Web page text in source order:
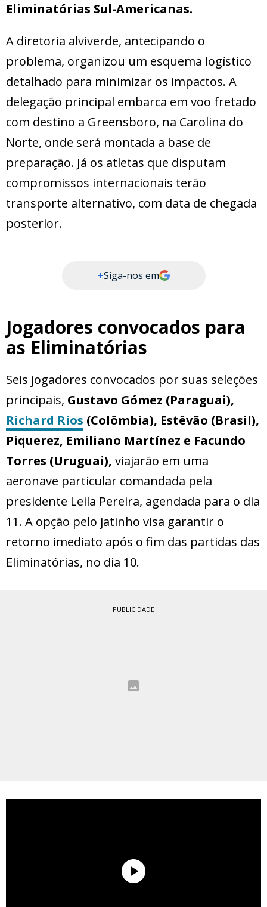
Eliminatórias Sul-Americanas.
A diretoria alviverde, antecipando o
problema, organizou um esquema logístico
detalhado para minimizar os impactos. A
delegação principal embarca em voo fretado
com destino a Greensboro, na Carolina do
Norte, onde será montada a base de
preparação. Já os atletas que disputam
compromissos internacionais terão
transporte alternativo, com data de chegada
posterior.
+Siga-nos em
Jogadores convocados para
as Eliminatórias
Seis jogadores convocados por suas seleções
principais, Gustavo Gómez (Paraguai),
Richard Ríos (Colômbia), Estêvão (Brasil),
Piquerez, Emiliano Martínez e Facundo
Torres (Uruguai), viajarão em uma
aeronave particular comandada pela
presidente Leila Pereira, agendada para o dia
11. A opção pelo jatinho visa garantir o
retorno imediato após o fim das partidas das
Eliminatórias, no dia 10.
PUBLICIDADE